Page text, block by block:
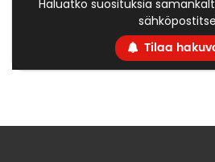
Haluatko suosituksia
Tilaa